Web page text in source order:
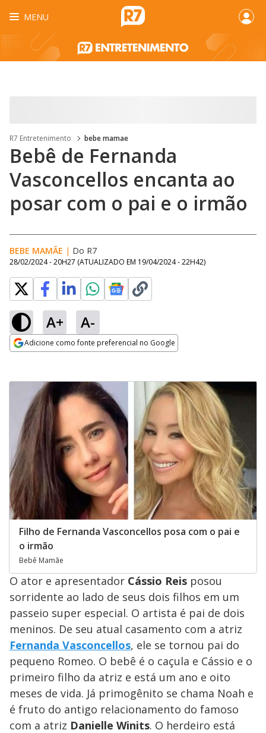
MENU
R7 Entretenimento bebe mamae
Bebê de Fernanda
Vasconcellos encanta ao
posar com o pai e o irmão
BEBE MAMÃE | Do R7
28/02/2024 - 20H27 (ATUALIZADO EM 19/04/2024 - 22H42)
A+ A-
Adicione como fonte preferencial no Google
Filho de Fernanda Vasconcellos posa com o pai e
o irmão
Bebê Mamãe
O ator e apresentador Cássio Reis posou
sorridente ao lado de seus dois filhos em um
passeio super especial. O artista é pai de dois
meninos. De seu atual casamento com a atriz
Fernanda Vasconcellos, ele se tornou pai do
pequeno Romeo. O bebê é o caçula e Cássio e o
primeiro filho da atriz e está um ano e oito
meses de vida. Já primogênito se chama Noah e
é fruto do antigo relacionamento do famoso
com a atriz Danielle Winits. O herdeiro está